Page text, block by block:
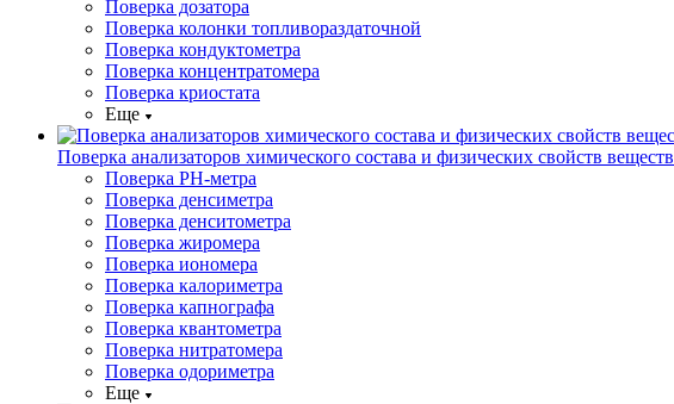
Поверка дозатора
Поверка колонки топливораздаточной
Поверка кондуктометра
Поверка концентратомера
Поверка криостата
Еще
Поверка анализаторов химического состава и физических свойств веществ
Поверка PH-метра
Поверка денсиметра
Поверка денситометра
Поверка жиромера
Поверка иономера
Поверка калориметра
Поверка капнографа
Поверка квантометра
Поверка нитратомера
Поверка одориметра
Еще